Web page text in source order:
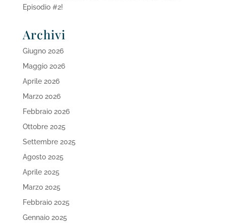
Episodio #2!
Archivi
Giugno 2026
Maggio 2026
Aprile 2026
Marzo 2026
Febbraio 2026
Ottobre 2025
Settembre 2025
Agosto 2025
Aprile 2025
Marzo 2025
Febbraio 2025
Gennaio 2025